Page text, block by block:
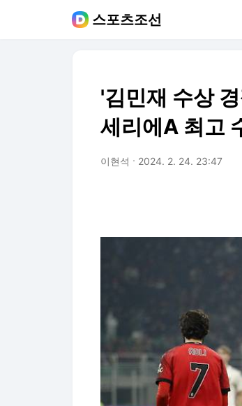
스포츠조선
'김민재 수상
세리에A 최고
이현석 2024. 2. 24. 23:47